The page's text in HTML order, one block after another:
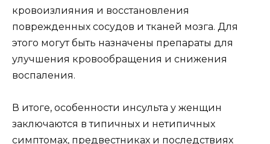
кровоизлияния и восстановления
поврежденных сосудов и тканей мозга. Для
этого могут быть назначены препараты для
улучшения кровообращения и снижения
воспаления.
В итоге, особенности инсульта у женщин
заключаются в типичных и нетипичных
симптомах, предвестниках и последствиях